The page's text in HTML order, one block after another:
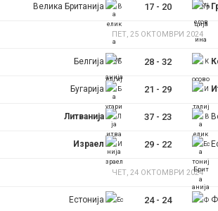
Велика Британија 17- 20
ПЕТ, 25 ОКТОМВРИ 2024
Белгија 28- 32
Бугарија 21 - 29
Литванија 37- 23
Израел 29- 22
ЧЕТ, 24 ОКТОМВРИ 2024
Естонија 24- 24